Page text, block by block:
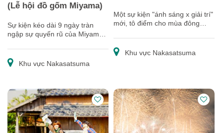
(Lễ hội đồ gốm Miyama)
Sự kiện kéo dài 9 ngày tràn
ngập sự quyến rũ của Miyama -
Khu vực Nakasatsuma
Một sự kiện "ánh sáng x giải trí"
mới, tô điểm cho mùa đông
Khu vực Nakasatsuma